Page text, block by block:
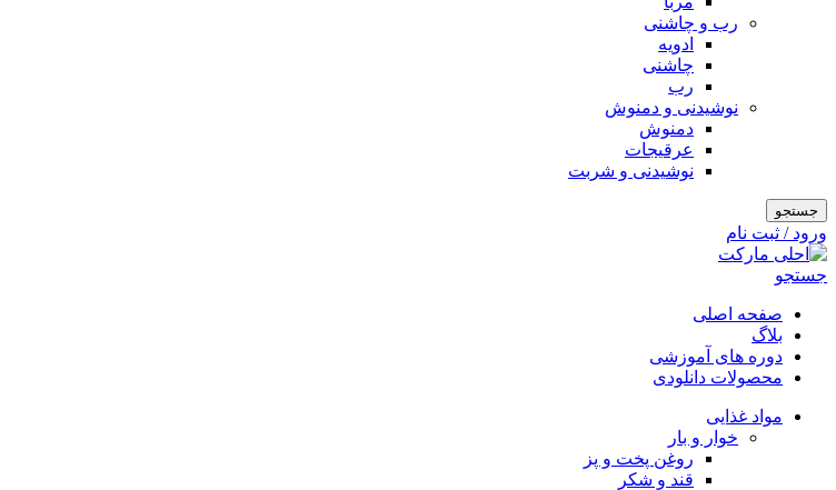
رب و چاشنی
ادویه
چاشنی
رب
نوشیدنی و دمنوش
دمنوش
عرقیجات
نوشیدنی و شربت
جستجو
ورود / ثبت نام
جستجو
صفحه اصلی
بلاگ
دوره های آموزشی
محصولات دانلودی
مواد غذایی
خوار و بار
روغن پخت و پز
قند و شکر